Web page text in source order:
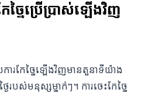
ច្នៃប្រើប្រាស់ឡើងវិញ
រកែច្នៃឡើងវិញមានតួនាទីយ៉ាង
របស់មនុស្សម្នាក់ៗ។ ការចេះកែច្នៃ